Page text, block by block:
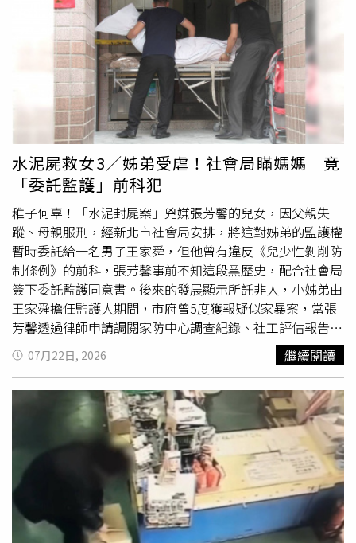
因當事人沒有授權，他不便說明，不過根據了解，黃明山要
等被告不上訴、判決確定後，才會付清8430萬元取回股
份，接下來在台美兩地都找會計師協助處理稅務問題，一定
會合法申報納稅。本刊另外聯繫黃憲文委任律師，不過截稿
前並未回覆。
卡、金融卡和存摺，被害人清醒時自己往往已成為人頭帳
戶，而隨著銀行的防詐意識越發提升，被害人要匯款更加困
難後，詐團還會教被害人用「空軍一號」寄出現金以躲避金
融機關的關懷提問。該名刑警表示，「空軍一號」的包裹被
取走後就可說是線索全斷，物流公司極不配合調查，往往以
「沒有監視器」、「設備壞了」為由不交出畫面，且詐團以
假身分收貨，寄件單上的聯絡電話也多半是空號，層層斷點
大幅增加警方查緝難度。而「空軍一號」極其神秘，2005
年時登記為遊覽車業者，而後疑似停止營業，監理站也找不
到相關資料，台灣公司網上更是「查無此公司」，但記者追
查，發現行政院政務顧問、新北市信賴台灣之友三重分會會
長林建良曾以「空軍一號」負責人身分遭傳喚，被檢警認為
是幕後負責人。據悉，林建良是日豪客運董事長，更在旅遊
界頗有名氣，他是中華民國小客車租賃商業同業公會全國聯
合會第7、8屆理事長、中華民國遊覽車客運商業同業公會全
國聯合會第12屆理事長、新北市小客車租賃商業同業公會第
10、11屆理事長，2024總統大選時出任「新北市信賴台灣
之友會」三重分會長，還曾因年深綠背景與多項運輸公會選
舉爭議而登上媒體版面。記者調查，空軍一號三重總部與日
豪客運台北總公司比鄰而立，而林建良之子林近越是百億貨
運負責人，空軍一號與百億不僅在共用站點，空軍一號於高
雄市苓雅區的站點更是百億的總公司，林近越近年則逐漸接
手父親的旅遊事業，2019年還擔任旅遊業二代會第3屆會
長，林家在旅遊界的勢力和人脈皆不容小覷。「空軍一號什
麼錢都敢賺，根本已經變成『合法車手』。」知情刑警透
露，業者賺取每筆的快捷運費，卻放任管理與查驗機制形同
虛設，不僅對社會治安造成巨大威脅，也讓該公司成為詐騙
破口，不僅被害人恨得牙癢癢，警方同樣也將其視為眼中
查，張芳馨因水泥封屍案獲判無期徒刑，判決定讞一年後，
丈夫離家出走被通報為失蹤人口，因此在社會局安排之下，
張芳馨將12歲女兒和7歲兒子的監護權委託一名男子王家
舜，委託期間從2020年10月到2027年11月，後來輾轉得知
王家舜疑似對孩子有不法侵害的行為，因此向新北市社會局
調申請社工調查報告、輔導追蹤紀錄、委託監護事宜的紀
錄、王家舜照顧她小孩所領取的社會福利及補助資料等複
本，但遭到社會局拒絕。張芳馨提了兩次訴願，第二次的結
果是部分准許部分駁回，所以改打行政官司。張芳馨主張孩
子遭毆、受燙傷、被剃眉毛，甚至長期睡在地上，因為媽媽
在坐牢，只能透過社會局了解小孩狀況，相關資料有提供的
必要；她入監後無法直接接觸子女，更不用說繼續照顧，社
會局根本不用考慮她這個母親是否失職、是否需要接受政府
的監督。張芳馨強調，社會局應該幫忙顧好受刑人子女的困
境，而不是緊盯受刑人，既然她還是子女的法定代理人，沒
被剝奪親權，想查詢孩子的資料仍具有正當性。社會局答
辯，張芳馨要調取的資料包括小孩怎麼安排生活、社工處遇
的評估，攸關未成年子女隱私，應取得小孩同意，不可藉由
親權行使的名義侵犯隱私。社會局告訴法院，張芳馨女兒已
滿18歲，兒子差不多上國中了，準備庭開完之後有問過他
們，都反對媽媽調閱檔案，法官做出決定前，應傳喚 姊弟倆
到庭表示意見。法官指出，張芳馨殺害小姑才會坐牢，她失
去家庭生活，並不是因為對小孩做了什麼壞事；她的先生失
蹤，父母哥哥已不在人世，弟弟住國外聯絡不上，沒有其他
家人可以伸出援手，家長職責只能落在媽媽身上，才不得不
將監護權委託給王家舜。合議庭認為，張芳馨基於考量小孩
的最佳利益，想確認孩子在王家舜那邊過得好不好，是不是
待在一個適合安全成長的環境，社會局作為主管機關，有義
水泥屍救女3／姊弟受虐！社會局瞞媽媽 竟
「委託監護」前科犯
稚子何辜！「水泥封屍案」兇嫌張芳馨的兒女，因父親失
蹤、母親服刑，經新北市社會局安排，將這對姊弟的監護權
暫時委託給一名男子王家舜，但他曾有違反《兒少性剝削防
制條例》的前科，張芳馨事前不知這段黑歷史，配合社會局
簽下委託監護同意書。後來的發展顯示所託非人，小姊弟由
王家舜擔任監護人期間，市府曾5度獲報疑似家暴案，當張
芳馨透過律師申請調閱家防中心調查紀錄、社工評估報告等
資料時，社會局卻不願提供，對於小姊弟離開王家舜之後才
鬆口說出自己的遭遇，還告訴法院因為孩子沒先說所以無法
提供協助，法官在判決書上重批社會局一味隱瞞資訊、未盡
責協助媽媽及早發現孩子受虐。本刊調查，王家舜曾以壇主
身分，收一名未成年的林姓女子當乾女兒，但他帶乾女兒出
雙入對，還上旅館開房間，發生婚外情2年後，元配對林姓
女子以及她母親提告求償50萬，判賠8萬元。林姓女子也以
官司回擊，告元配傳簡訊恐嚇，法院判刑3月、緩刑2年；她
還告王家舜拍下兩人發生性行為的畫面，但事發時她還沒滿
18歲，法院以《兒童及少年性交易防制條例》判8個月、緩
刑3年。張芳馨對王家舜其實不熟，也不是主動找他代為照
07月22日, 2026 繼續閱讀